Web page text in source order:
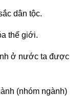
dân tộc.
thế giới.
ở nước ta được
(nhóm ngành)